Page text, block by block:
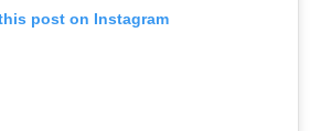
post on Instagram